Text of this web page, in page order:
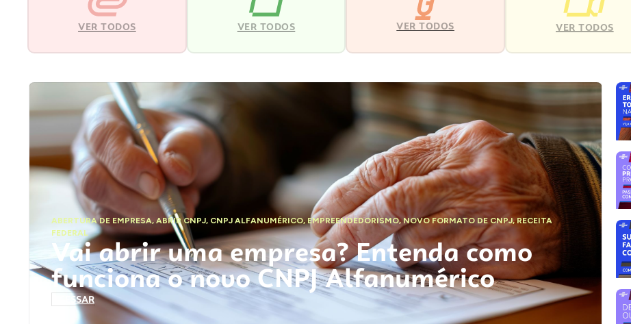
VER TODOS VER TODOS VER TODOS VER TODOS
ABERTURA DE EMPRESA,ABRIR CNPJ, CNPJ ALFANUMÉRICO, EMPREENDEDORISMO,NOVO FORMATO DE CNPJ,RECEITA
FEDERAL
Vai abrir uma empresa? Entenda como
funciona o novo CNPJ Alfanumérico
ACESSAR